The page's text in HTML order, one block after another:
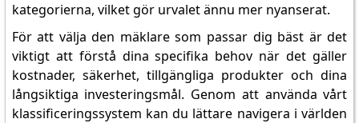
kategorierna, vilket gör urvalet ännu mer nyanserat.
För att välja den mäklare som passar dig bäst är det
viktigt att förstå dina specifika behov när det gäller
kostnader, säkerhet, tillgängliga produkter och dina
långsiktiga investeringsmål. Genom att använda vårt
klassificeringssystem kan du lättare navigera i världen